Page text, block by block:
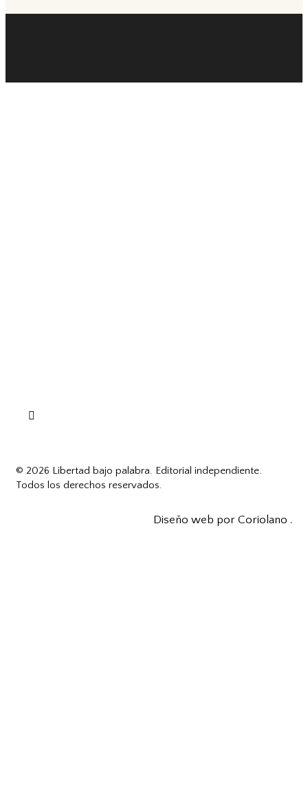
© 2026 Libertad bajo palabra. Editorial independiente.
Todos los derechos reservados.
Diseño web por Coriolano .